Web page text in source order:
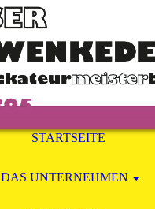
STARTSEITE
DAS UNTERNEHMEN